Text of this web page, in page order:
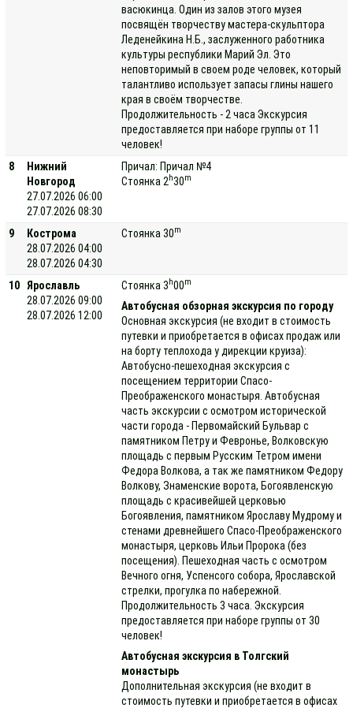
васюкинца. Один из залов этого музея
посвящён творчеству мастера-скульптора
Леденейкина Н.Б., заслуженного работника
культуры республики Марий Эл. Это
неповторимый в своем роде человек, который
талантливо использует запасы глины нашего
края в своём творчестве.
Продолжительность - 2 часа Экскурсия
предоставляется при наборе группы от 11
человек!
8
Нижний
Новгород
27.07.2026 06:00
27.07.2026 08:30
Причал: Причал №4
Стоянка 2 h30m
9
Кострома
28.07.2026 04:00
28.07.2026 04:30
Стоянка 30m
10
Ярославль
28.07.2026 09:00
28.07.2026 12:00
Стоянка 3 h00m
Автобусная обзорная экскурсия по городу
Основная экскурсия (не входит в стоимость
путевки и приобретается в офисах продаж или
на борту теплохода у дирекции круиза):
Автобусно-пешеходная экскурсия с
посещением территории Спасо-
Преображенского монастыря. Автобусная
часть экскурсии с осмотром исторической
части города - Первомайский Бульвар с
памятником Петру и Февронье, Волковскую
площадь с первым Русским Тетром имени
Федора Волкова, а так же памятником Федору
Волкову, Знаменские ворота, Богоявленскую
площадь с красивейшей церковью
Богоявления, памятником Ярославу Мудрому и
стенами древнейшего Спасо-Преображенского
монастыря, церковь Ильи Пророка (без
посещения). Пешеходная часть с осмотром
Вечного огня, Успенсого собора, Ярославской
стрелки, прогулка по набережной.
Продолжительность 3 часа. Экскурсия
предоставляется при наборе группы от 30
человек!
Автобусная экскурсия в Толгский
монастырь
Дополнительная экскурсия (не входит в
стоимость путевки и приобретается в офисах